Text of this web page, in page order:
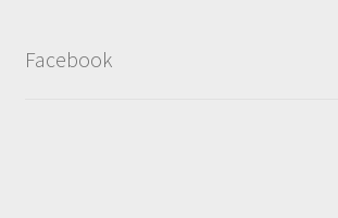
Facebook